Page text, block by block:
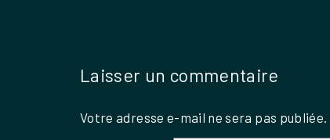
Laisser un commentaire
Votre adresse e-mail ne sera pas publiée.